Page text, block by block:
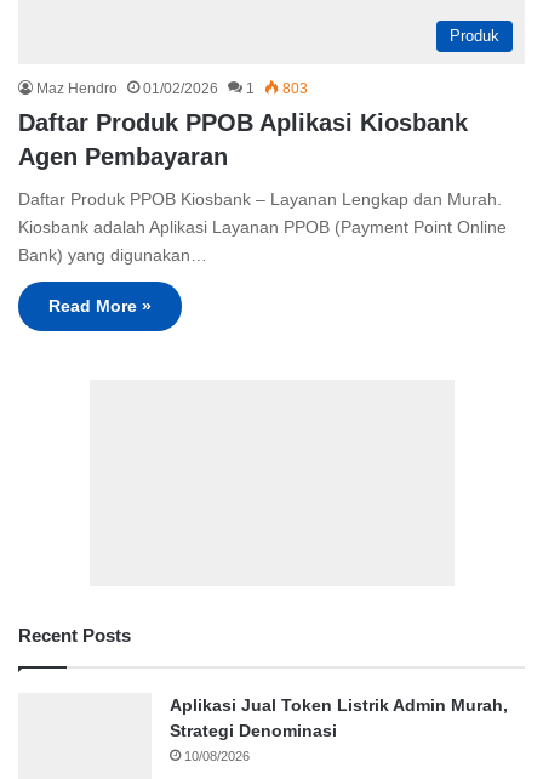
Produk
Maz Hendro 01/02/2026 1 803
Daftar Produk PPOB Aplikasi Kiosbank
Agen Pembayaran
Daftar Produk PPOB Kiosbank – Layanan Lengkap dan Murah.
Kiosbank adalah Aplikasi Layanan PPOB (Payment Point Online
Bank) yang digunakan…
Read More »
Recent Posts
Aplikasi Jual Token Listrik Admin Murah,
Strategi Denominasi
10/08/2026